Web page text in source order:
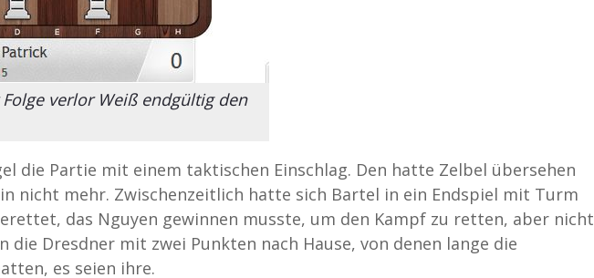
verlor Weiß endgültig den
die Partie mit einem taktischen Einschlag. Den hatte Zelbel übersehen
nicht mehr. Zwischenzeitlich hatte sich Bartel in ein Endspiel mit Turm
das Nguyen gewinnen musste, um den Kampf zu retten, aber nicht
die Dresdner mit zwei Punkten nach Hause, von denen lange die
es seien ihre.